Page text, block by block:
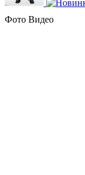
Фото Видео